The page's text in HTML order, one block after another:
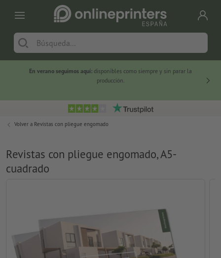
En verano seguimos aquí: disponibles como siempre y sin parar la
producción.
Volver a Revistas con pliegue engomado
Revistas con pliegue engomado, A5-
cuadrado